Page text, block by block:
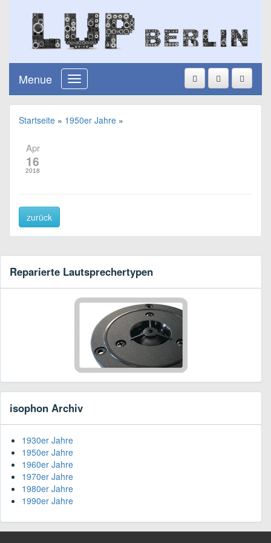
Menue
Startseite » 1950er Jahre »
Apr
16
2018
zurück
Reparierte Lautsprechertypen
isophon Archiv
1930er Jahre
1950er Jahre
1960er Jahre
1970er Jahre
1980er Jahre
1990er Jahre